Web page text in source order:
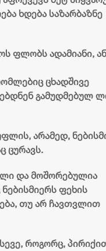
ხდება საზარბაზნე
ფლობს ადამიანი,
ცხადშივე
გამუდმებულ
არამედ,
ცურავს.
და მოშორებულია
ფეხის
თუ არ ჩავთვლით
როგორც,